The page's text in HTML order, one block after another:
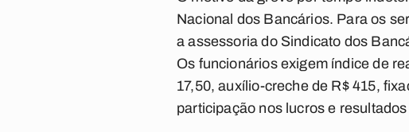
Nacional dos Bancários. Para os
a assessoria do Sindicato dos
Os funcionários exigem índice de
17,50, auxílio-creche de R$ 415,
participação nos lucros e